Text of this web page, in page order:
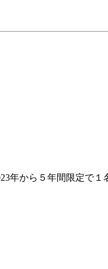
ら５年間限定で１名